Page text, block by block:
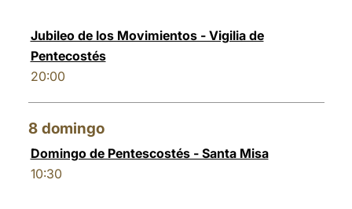
Jubileo de los Movimientos - Vigilia de
Pentecostés
20:00
8 domingo
Domingo de Pentescostés - Santa Misa
10:30